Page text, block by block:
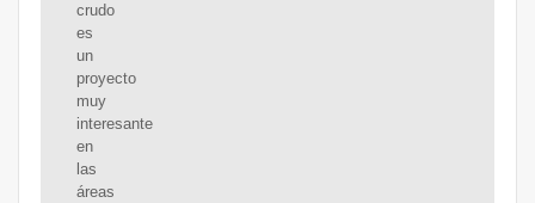
crudo
es
un
proyecto
muy
interesante
en
las
áreas